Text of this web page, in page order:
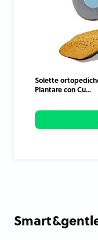
Solette
Plantare con Cu...